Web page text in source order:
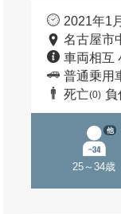
2021年1
名古屋市
車両相互
普通乗用
死亡(0) 負
25～34歳
他